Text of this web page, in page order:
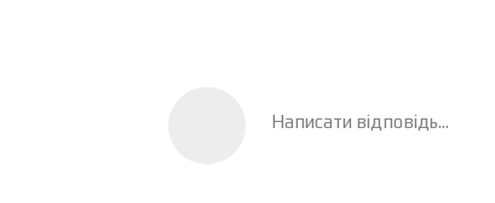
Написати відповідь...